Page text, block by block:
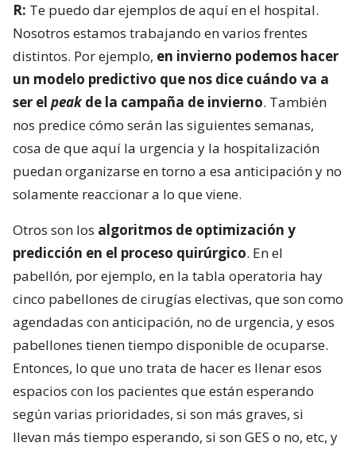
R: Te puedo dar ejemplos de aquí en el hospital.
Nosotros estamos trabajando en varios frentes
distintos. Por ejemplo, en invierno podemos hacer
un modelo predictivo que nos dice cuándo va a
ser el peakde la campaña de invierno. También
nos predice cómo serán las siguientes semanas,
cosa de que aquí la urgencia y la hospitalización
puedan organizarse en torno a esa anticipación y no
solamente reaccionar a lo que viene.
Otros son los algoritmos de optimización y
predicción en el proceso quirúrgico. En el
pabellón, por ejemplo, en la tabla operatoria hay
cinco pabellones de cirugías electivas, que son como
agendadas con anticipación, no de urgencia, y esos
pabellones tienen tiempo disponible de ocuparse.
Entonces, lo que uno trata de hacer es llenar esos
espacios con los pacientes que están esperando
según varias prioridades, si son más graves, si
llevan más tiempo esperando, si son GES o no, etc, y